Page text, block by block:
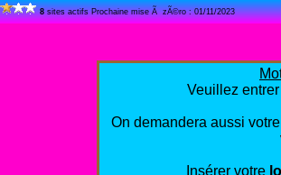
8sites actifs Prochaine mise Ã zÃ©ro : 01/11/2023
Veuillez
On demandera aussi
Insérer votre